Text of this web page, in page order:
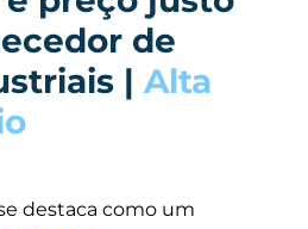
de
| Alta
destaca como um